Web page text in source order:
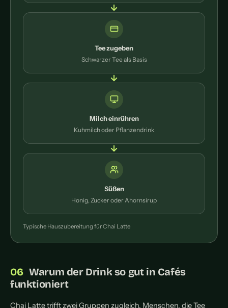
Tee zugeben
Schwarzer Tee als Basis
Milch einrühren
Kuhmilch oder Pflanzendrink
Süßen
Honig, Zucker oder Ahornsirup
Typische Hauszubereitung für Chai Latte
Warum der Drink so gut in Cafés
funktioniert
Chai Latte trifft zwei Gruppen zugleich. Menschen, die Tee